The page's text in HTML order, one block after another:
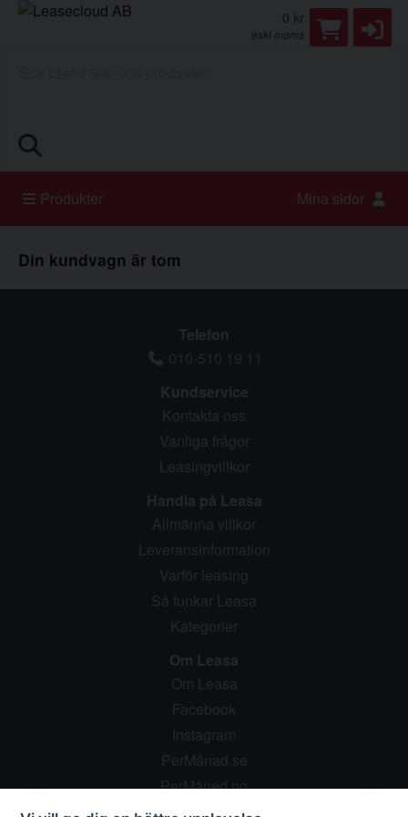
0 kr
exkl moms
Produkter Mina sidor
Din kundvagn är tom
Telefon
010-510 19 11
Kundservice
Kontakta oss
Vanliga frågor
Leasingvillkor
Handla på Leasa
Allmänna villkor
Leveransinformation
Varför leasing
Så funkar Leasa
Kategorier
Om Leasa
Om Leasa
Facebook
Instagram
PerMånad.se
PerMåned.no
Pressrum